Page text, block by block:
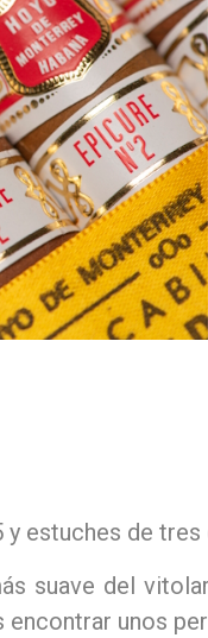
y estuches de
suave del
unos